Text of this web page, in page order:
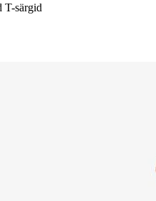
T-särgid